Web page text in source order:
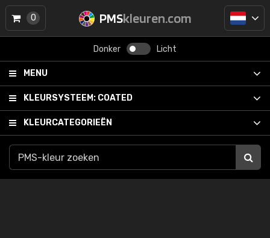
PMSkleuren.com
Donker Licht
MENU
KLEURSYSTEEM: COATED
KLEURCATEGORIEËN
0